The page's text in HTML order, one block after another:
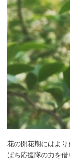
花の開花期にはよ
ばち応援隊の力を借